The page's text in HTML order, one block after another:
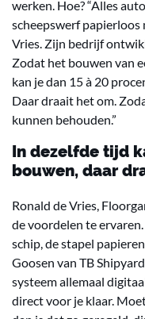
werken. Hoe? “Alles
scheepswerf papierloos
Vries. Zijn bedrijf
Zodat het bouwen van
kan je dan 15 à 20
Daar draait het om.
kunnen behouden.”
In dezelfde tijd
bouwen, daar
Ronald de Vries,
de voordelen te
schip, de stapel
Goosen van TB
systeem allemaal
direct voor je klaar.